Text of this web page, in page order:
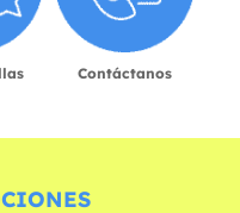
Contáctanos